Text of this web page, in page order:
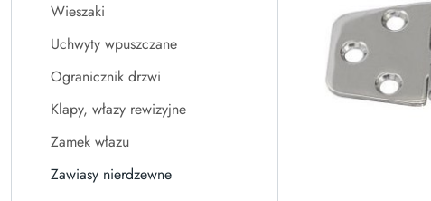
Wieszaki
Uchwyty wpuszczane
Ogranicznik drzwi
Klapy, włazy rewizyjne
Zamek włazu
Zawiasy nierdzewne